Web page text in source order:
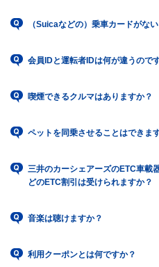
（Suicaなどの）乗車カードがな
会員IDと運転者IDは何が違うので
喫煙できるクルマはありますか？
ペットを同乗させることはできま
三井のカーシェアーズのETC車載
どのETC割引は受けられますか？
音楽は聴けますか？
利用クーポンとは何ですか？